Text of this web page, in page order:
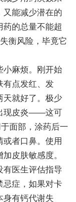
又能减少潜在的
的总量不能超
衡风险，毕竟它
小麻烦。刚开始
有点发红、发
天就好了。极少
现皮炎——这可
面部，涂药后一
者口鼻。使用
皮肤敏感度。
有医生评估指导
忌症，如果对卡
身有钙代谢失